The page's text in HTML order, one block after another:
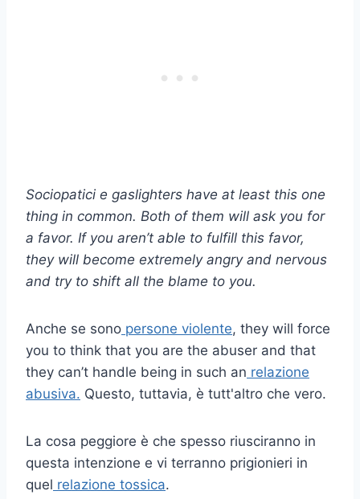
Sociopatici e gaslighters have at least this one
thing in common. Both of them will ask you for
a favor. If you aren’t able to fulfill this favor,
they will become extremely angry and nervous
and try to shift all the blame to you.
Anche se sono persone violente, they will force
you to think that you are the abuser and that
they can’t handle being in such an relazione
abusiva. Questo, tuttavia, è tutt'altro che vero.
La cosa peggiore è che spesso riusciranno in
questa intenzione e vi terranno prigionieri in
quel relazione tossica.